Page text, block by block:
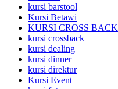
kursi barstool
Kursi Betawi
KURSI CROSS BACK
kursi crossback
kursi dealing
kursi dinner
kursi direktur
Kursi Event